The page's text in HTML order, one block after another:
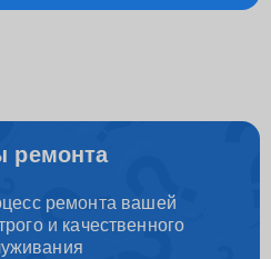
ремонта
ремонта вашей
и качественного